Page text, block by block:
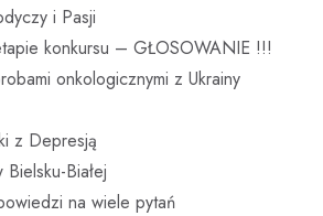
i Pasji
konkursu – GŁOSOWANIE !!!
onkologicznymi z Ukrainy
z Depresją
Białej
na wiele pytań